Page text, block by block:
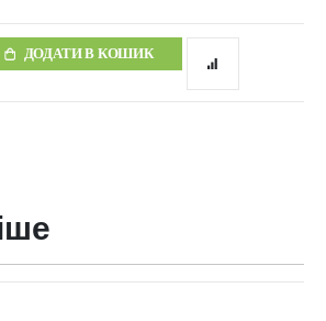
ДОДАТИ В КОШИК